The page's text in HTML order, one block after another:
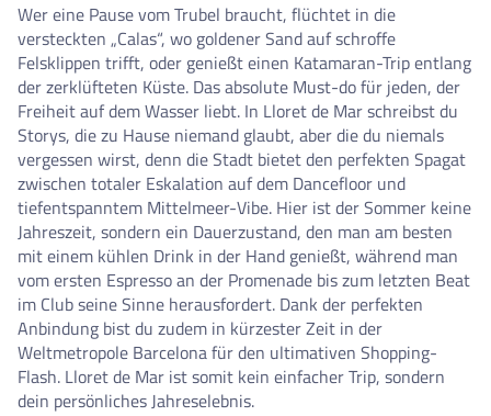
Wer eine Pause vom Trubel braucht, flüchtet in die
versteckten „Calas“, wo goldener Sand auf schroffe
Felsklippen trifft, oder genießt einen Katamaran-Trip entlang
der zerklüfteten Küste. Das absolute Must-do für jeden, der
Freiheit auf dem Wasser liebt. In Lloret de Mar schreibst du
Storys, die zu Hause niemand glaubt, aber die du niemals
vergessen wirst, denn die Stadt bietet den perfekten Spagat
zwischen totaler Eskalation auf dem Dancefloor und
tiefentspanntem Mittelmeer-Vibe. Hier ist der Sommer keine
Jahreszeit, sondern ein Dauerzustand, den man am besten
mit einem kühlen Drink in der Hand genießt, während man
vom ersten Espresso an der Promenade bis zum letzten Beat
im Club seine Sinne herausfordert. Dank der perfekten
Anbindung bist du zudem in kürzester Zeit in der
Weltmetropole Barcelona für den ultimativen Shopping-
Flash. Lloret de Mar ist somit kein einfacher Trip, sondern
dein persönliches Jahreselebnis.